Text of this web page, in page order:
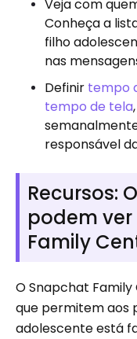
Veja com
Conheça a
filho
nas
Definir tempo
tempo de tela
responsável
Recursos:
podem
Family
O Snapchat
que permitem aos
adolescente está